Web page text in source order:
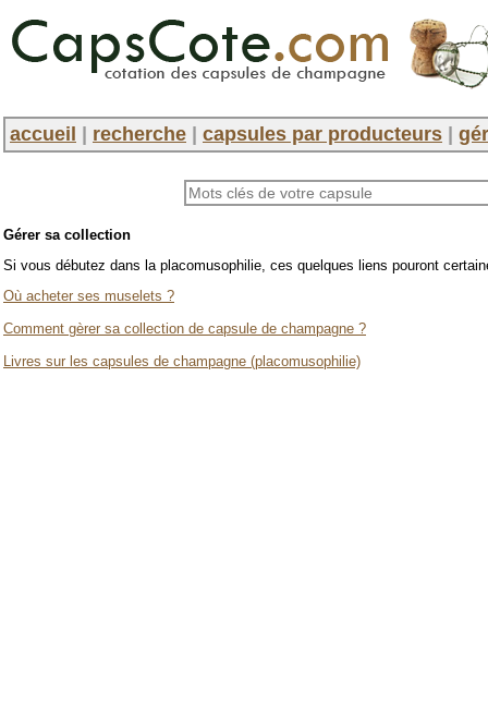
accueil recherche capsules par producteurs
Gérer sa collection
Si vous débutez dans la placomusophilie, ces quelques liens pouront
Où acheter ses muselets ?
Comment gèrer sa collection de capsule de champagne ?
Livres sur les capsules de champagne (placomusophilie)